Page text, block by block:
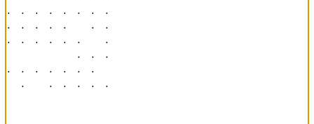
· · · · · · · ·
· · · · ·   · ·
· · · · · ·   ·
          · · ·
· · · · · · ·
  ·   · · · · ·